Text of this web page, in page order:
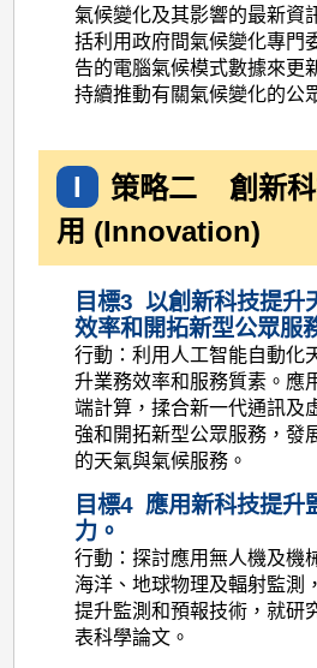
氣候變化及其影響的最新資
括利用政府間氣候變化專門
告的電腦氣候模式數據來更
持續推動有關氣候變化的公
I 策略二
創新
用 (Innovation)
目標3 以創新科技提升
效率和開拓新型公眾服
行動：利用人工智能自動化
升業務效率和服務質素。應
端計算，揉合新一代通訊及
強和開拓新型公眾服務，發
的天氣與氣候服務。
目標4 應用新科技提升
力。
行動：探討應用無人機及機
海洋、地球物理及輻射監測
提升監測和預報技術，就研
表科學論文。